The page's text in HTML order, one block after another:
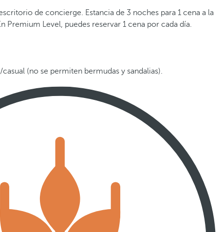
de concierge. Estancia de 3 noches para 1 cena a la
Premium Level, puedes reservar 1 cena por cada día.
(no se permiten bermudas y sandalias).